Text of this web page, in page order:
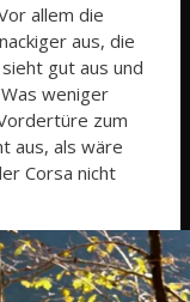
allem die
aus, die
gut aus und
weniger
zum
aus, als wäre
Corsa nicht